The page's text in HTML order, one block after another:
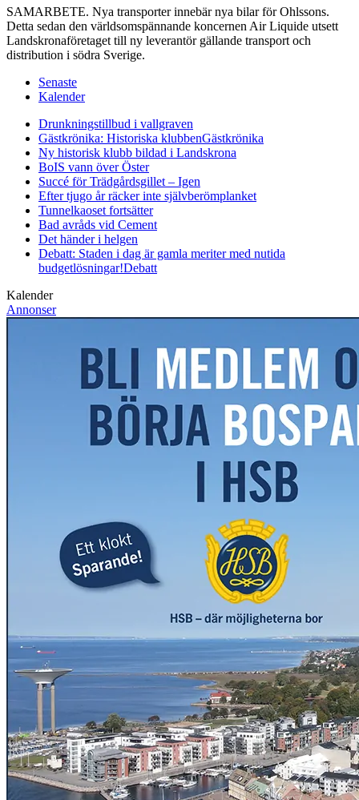
SAMARBETE. Nya transporter innebär nya bilar för Ohlssons.
Detta sedan den världsomspännande koncernen Air Liquide utsett
Landskronaföretaget till ny leverantör gällande transport och
distribution i södra Sverige.
Senaste
Kalender
Drunkningstillbud i vallgraven
Gästkrönika: Historiska klubbenGästkrönika
Ny historisk klubb bildad i Landskrona
BoIS vann över Öster
Succé för Trädgårdsgillet – Igen
Efter tjugo år räcker inte självberömplanket
Tunnelkaoset fortsätter
Bad avråds vid Cement
Det händer i helgen
Debatt: Staden i dag är gamla meriter med nutida
budgetlösningar!Debatt
Kalender
Annonser